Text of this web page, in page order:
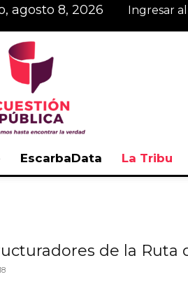
agosto 8, 2026 Ingresar
EscarbaData La Tribu
de la Ruta